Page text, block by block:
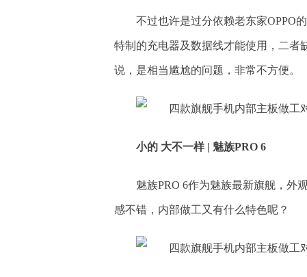
不过也许是过分依赖老东家OPPO
特制的充电器及数据线才能使用，二者
说，是相当尴尬的问题，非常不方便。
小的 大不一样 | 魅族PRO 6
魅族PRO 6作为魅族最新旗舰，外
感不错，内部做工又有什么特色呢？